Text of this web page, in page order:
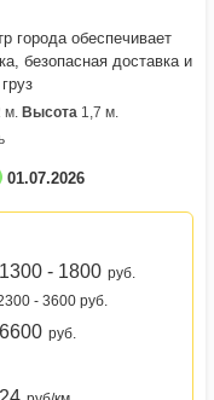
города обеспечивает
безопасная доставка и
м. Высота 1,7 м.
01.07.2026
1300 - 1800 руб.
- 3600 руб.
6600 руб.